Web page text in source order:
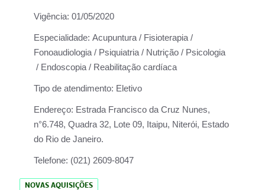
Vigência: 01/05/2020
Especialidade: Acupuntura / Fisioterapia /
Fonoaudiologia / Psiquiatria / Nutrição / Psicologia
/ Endoscopia / Reabilitação cardíaca
Tipo de atendimento: Eletivo
Endereço: Estrada Francisco da Cruz Nunes,
n°6.748, Quadra 32, Lote 09, Itaipu, Niterói, Estado
do Rio de Janeiro.
Telefone: (021) 2609-8047
NOVAS AQUISIÇÕES